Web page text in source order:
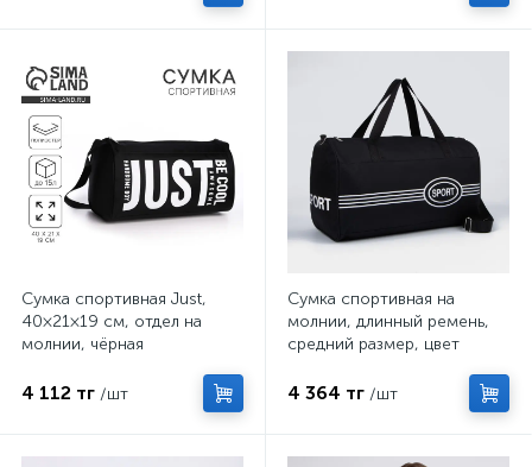
Сумка спортивная Just,
40×21×19 см, отдел на
молнии, чёрная
4 112 тг /шт
Сумка спортивная на
молнии, длинный ремень,
средний размер, цвет
4 364 тг /шт